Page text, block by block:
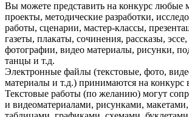
Вы можете представить на конкурс любые
проекты, методические разработки,
работы, сценарии, мастер-классы,
газеты, плакаты, сочинения, рассказы,
фотографии, видео материалы, рисунки,
танцы и т.д.
Электронные файлы (текстовые, фото,
материалы и т.д.) принимаются на конкурс
Текстовые работы (по желанию) могут
и видеоматериалами, рисунками,